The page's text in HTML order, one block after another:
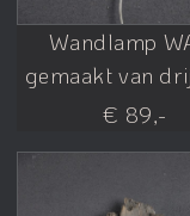
Wandlamp
gemaakt van
€ 89,-